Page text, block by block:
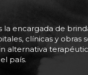
la encargada de
clínicas y obras
alternativa
país.